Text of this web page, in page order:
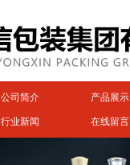
公司简介 产品展示
行业新闻 在线留言